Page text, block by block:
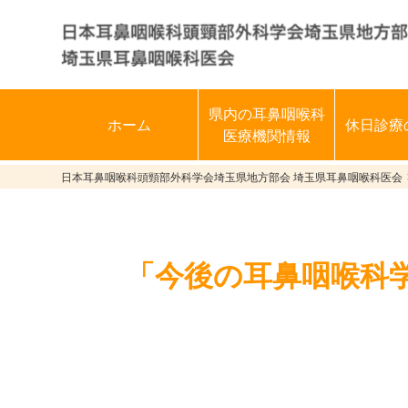
ホーム
県内の耳鼻咽喉科
医療機関情報
休日診療
日本耳鼻咽喉科頭頸部外科学会埼玉県地方部会 埼玉県耳鼻咽喉科医会
「今後の耳鼻咽喉